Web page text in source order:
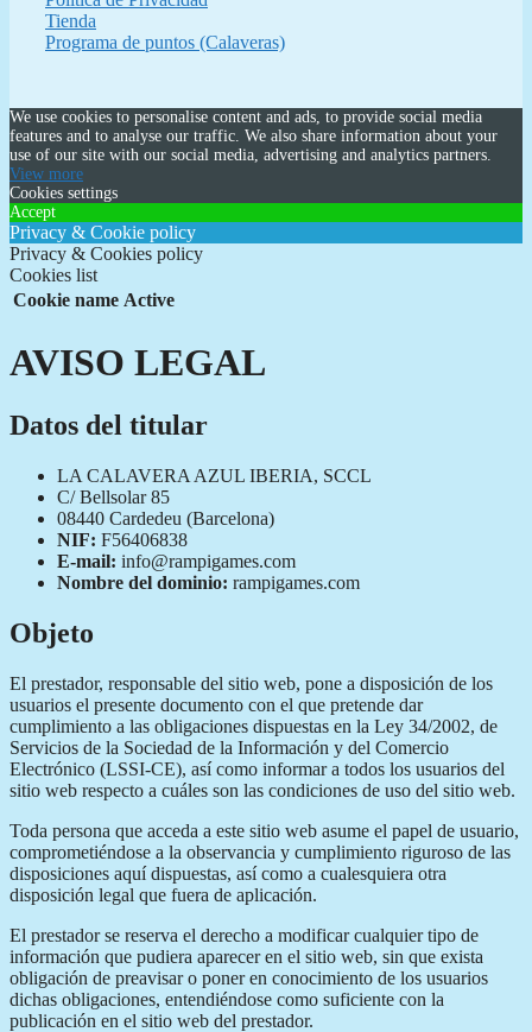
Tienda
Programa de puntos (Calaveras)
We use cookies to personalise content and ads, to provide social media
features and to analyse our traffic. We also share information about your
use of our site with our social media, advertising and analytics partners.
View more
Cookies settings
Accept
Privacy & Cookie policy
Privacy & Cookies policy
Cookies list
Cookie name Active
AVISO LEGAL
Datos del titular
LA CALAVERA AZUL IBERIA, SCCL
C/ Bellsolar 85
08440 Cardedeu (Barcelona)
NIF: F56406838
E-mail: info@rampigames.com
Nombre del dominio: rampigames.com
Objeto
El prestador, responsable del sitio web, pone a disposición de los
usuarios el presente documento con el que pretende dar
cumplimiento a las obligaciones dispuestas en la Ley 34/2002, de
Servicios de la Sociedad de la Información y del Comercio
Electrónico (LSSI-CE), así como informar a todos los usuarios del
sitio web respecto a cuáles son las condiciones de uso del sitio web.
Toda persona que acceda a este sitio web asume el papel de usuario,
comprometiéndose a la observancia y cumplimiento riguroso de las
disposiciones aquí dispuestas, así como a cualesquiera otra
disposición legal que fuera de aplicación.
El prestador se reserva el derecho a modificar cualquier tipo de
información que pudiera aparecer en el sitio web, sin que exista
obligación de preavisar o poner en conocimiento de los usuarios
dichas obligaciones, entendiéndose como suficiente con la
publicación en el sitio web del prestador.